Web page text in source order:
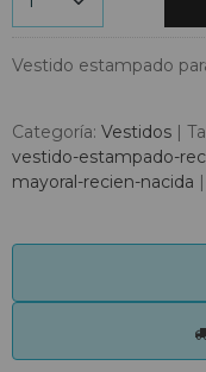
Vestido estampado
Categoría: Vestidos
vestido-estampado-
mayoral-recien-nacida